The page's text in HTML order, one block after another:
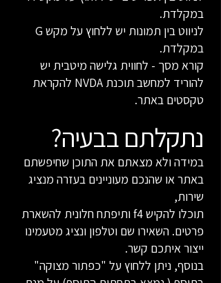
במקלדת.
לניווט בין תמונות יש ללחוץ על מקש G
במקלדת.
קורא מסך - לחווית גלישה מיטבית יש
להוריד למחשב תוכנת NVDA להקראת
טקסטים באתר.
נתקלתם בבעיה?
במידה ולא מצאתם את התוכן שחיפשתם
באתר או שהנכם מעוניינים בעזרה מנציג
שירות,
תוכלו להקיש f4 ותיפתח חלונית להשארת
פרטים. השאירו שם וטלפון ונציג מטעמינו
ייצור איתכם קשר.
בנוסף, ניתן ללחוץ על "כפתור מצוקה"